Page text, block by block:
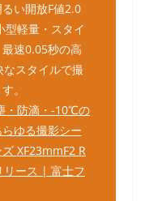
い開放F値2.0
型軽量・スタイ
速0.05秒の高
なスタイルで撮
。
・防滴・-10℃の
ゆる撮影シー
XF23mmF2 R
リース | 富士フ